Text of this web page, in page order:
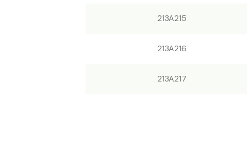
213A215
213A216
213A217